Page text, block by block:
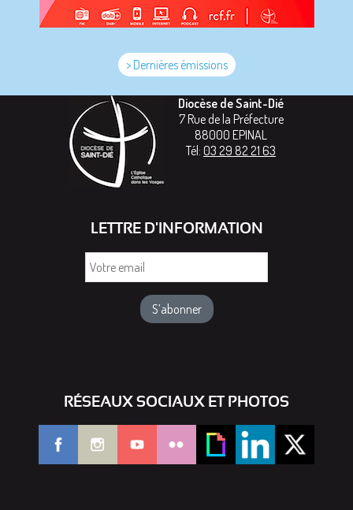
> Dernières émissions
Diocèse de Saint-Dié
7 Rue de la Préfecture
88000 EPINAL
Tél: 03 29 82 21 63
LETTRE D'INFORMATION
RÉSEAUX SOCIAUX ET PHOTOS